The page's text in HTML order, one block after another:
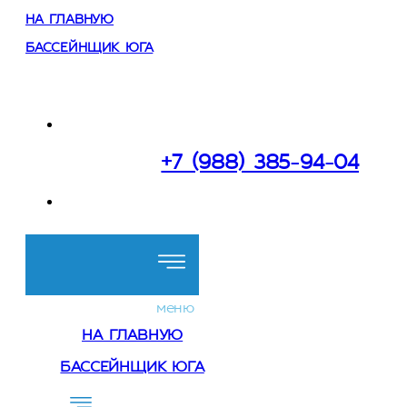
НА ГЛАВНУЮ
БАССЕЙНЩИК ЮГА
+7 (988) 385-94-04
меню
НА ГЛАВНУЮ
БАССЕЙНЩИК ЮГА